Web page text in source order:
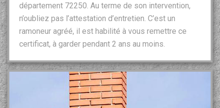
département 72250. Au terme de son intervention,
n’oubliez pas l’attestation d’entretien. C’est un
ramoneur agréé, il est habilité à vous remettre ce
certificat, à garder pendant 2 ans au moins.